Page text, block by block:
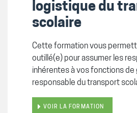
logistique du
scolaire
Cette formation vous
outillé(e) pour assumer les
inhérentes à vos fonctions de
responsable du transport
VOIR LA FORMATION